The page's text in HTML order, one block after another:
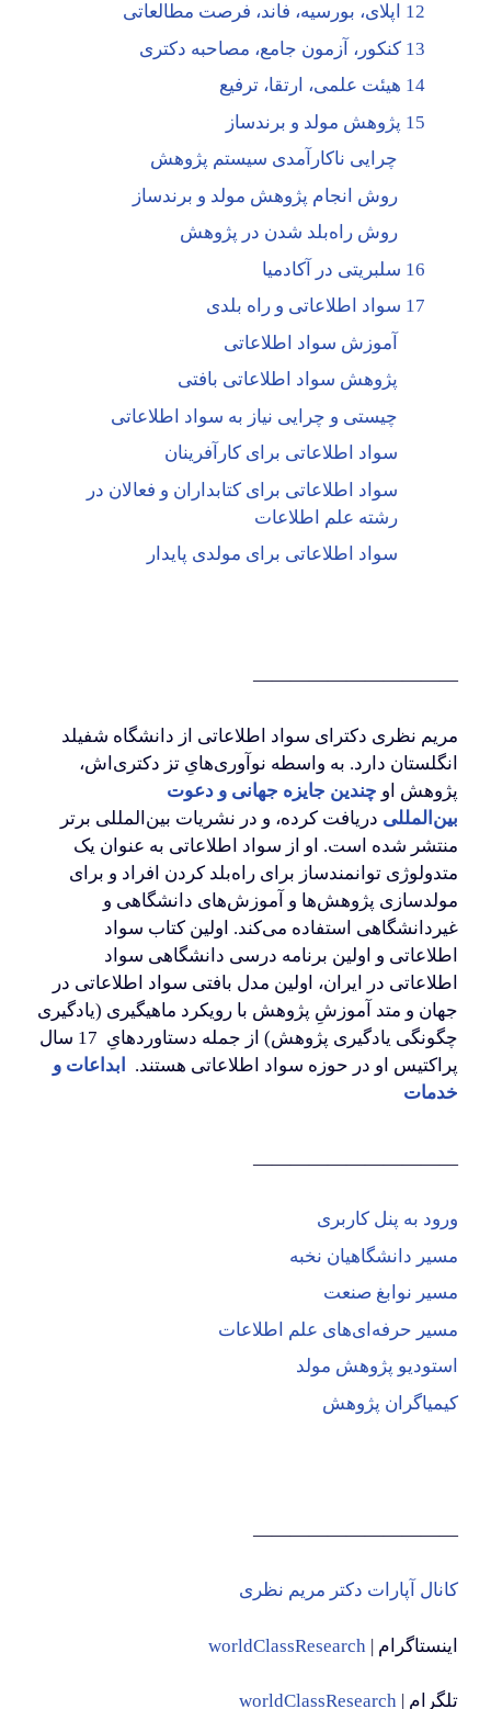
12 اپلای، بورسیه، فاند، فرصت مطالعاتی
13 کنکور، آزمون جامع، مصاحبه دکتری
14 هیئت علمی، ارتقا، ترفیع
15 پژوهش مولد و برندساز
چرایی ناکارآمدی سیستم پژوهش
روش انجام پژوهش مولد و برندساز
روش راه‌بلد شدن در پژوهش
16 سلبریتی در آکادمیا
17 سواد اطلاعاتی و راه بلدی
آموزش سواد اطلاعاتی
پژوهش سواد اطلاعاتی بافتی
چیستی و چرایی نیاز به سواد اطلاعاتی
سواد اطلاعاتی برای کارآفرینان
سواد اطلاعاتی برای کتابداران و فعالان در
رشته علم اطلاعات
سواد اطلاعاتی برای مولدی پایدار
———————————
مریم نظری دکترای سواد اطلاعاتی از دانشگاه شفیلد
انگلستان دارد. به واسطه نوآوری‌هایِ تز دکتری‌اش،
پژوهش او چندین جایزه جهانی و دعوت
بین‌المللی دریافت کرده، و در نشریات بین‌المللی برتر
منتشر شده است. او از سواد اطلاعاتی به عنوان یک
متدولوژی توانمندساز برای راه‌بلد کردن افراد و برای
مولدسازی پژوهش‌ها و آموزش‌های دانشگاهی و
غیردانشگاهی استفاده می‌کند. اولین کتاب سواد
اطلاعاتی و اولین برنامه درسی دانشگاهی سواد
اطلاعاتی در ایران، اولین مدل بافتی سواد اطلاعاتی در
جهان و متد آموزشِ پژوهش با رویکرد ماهیگیری (یادگیری
چگونگی یادگیری پژوهش) از جمله دستاوردهایِ 17 سال
پراکتیس او در حوزه سواد اطلاعاتی هستند.
ابداعات و
خدمات
———————————
ورود به پنل کاربری
مسیر دانشگاهیان نخبه
مسیر نوابغ صنعت
مسیر حرفه‌ای‌های علم اطلاعات
استودیو پژوهش مولد
کیمیاگران پژوهش
———————————
کانال آپارات دکتر مریم نظری
اینستاگرام | worldClassResearch
تلگرام | worldClassResearch